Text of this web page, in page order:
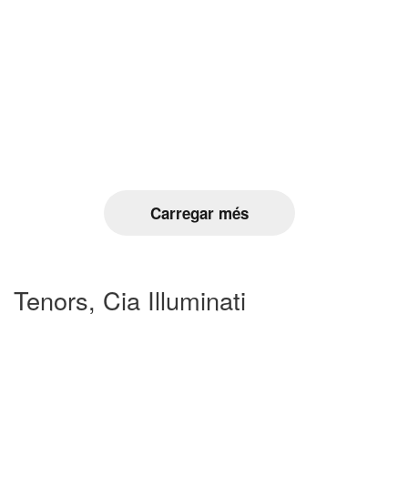
Carregar més
Tenors, Cia Illuminati